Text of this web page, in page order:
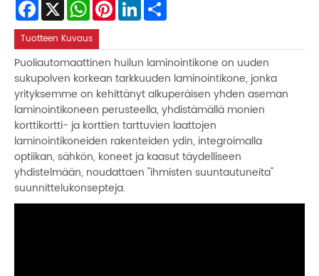
Facebook
X WhatsAppPinterestLinkedIn
Tuotteen Kuvaus
Puoliautomaattinen huilun laminointikone on uuden
sukupolven korkean tarkkuuden laminointikone, jonka
yrityksemme on kehittänyt alkuperäisen yhden aseman
laminointikoneen perusteella, yhdistämällä monien
korttikortti- ja korttien tarttuvien laattojen
laminointikoneiden rakenteiden ydin, integroimalla
optiikan, sähkön, koneet ja kaasut täydelliseen
yhdistelmään, noudattaen "ihmisten suuntautuneita"
suunnittelukonsepteja.